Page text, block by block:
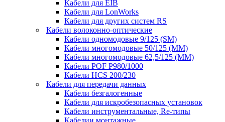
Кабели для EIB
Кабели для LonWorks
Кабели для других систем RS
Кабели волоконно-оптические
Кабели одномодовые 9/125 (SM)
Кабели многомодовые 50/125 (ММ)
Кабели многомодовые 62,5/125 (ММ)
Кабели POF P980/1000
Кабели HCS 200/230
Кабели для передачи данных
Кабели безгалогенные
Кабели для искробезопасных установок
Кабели инструментальные, Re-типы
Кабелии монтажные